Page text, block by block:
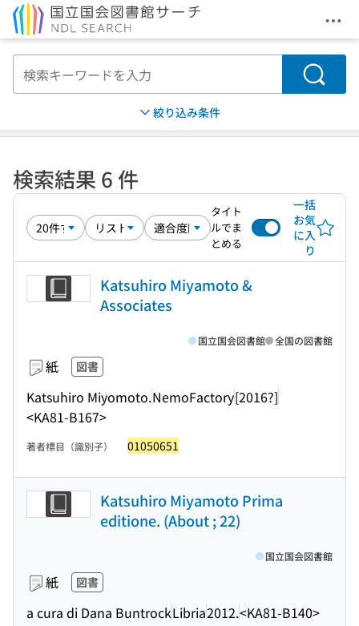
メ
検索
絞り込み条件
検索結果 6 件
タイト
ルでま
とめる
一括
お気
に入
り
Katsuhiro Miyamoto &
Associates
紙 図書
Katsuhiro Miyomoto.NemoFactory[2016?]
<KA81-B167>
国立国会図書館 全国の図書館
著者標目（識別子） 01050651
Katsuhiro Miyamoto Prima
editione. (About ; 22)
紙 図書
a cura di Dana BuntrockLibria2012.<KA81-B140>
国立国会図書館